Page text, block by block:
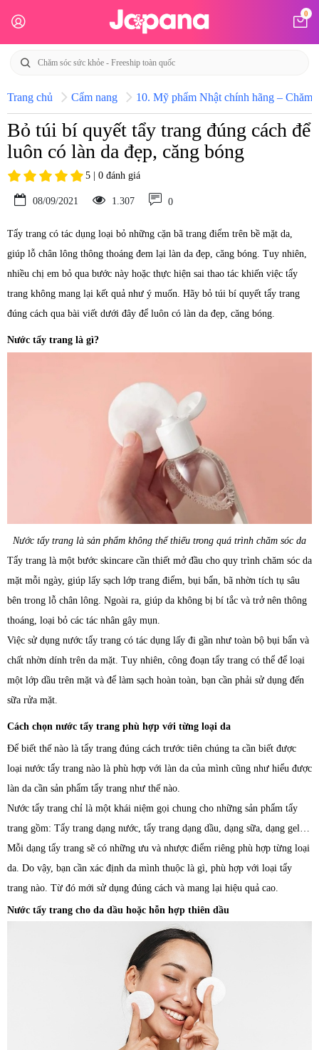
0
Trang chủ Cẩm nang 10. Mỹ phẩm Nhật chính hãng – Chăm
Bỏ túi bí quyết tẩy trang đúng cách để
luôn có làn da đẹp, căng bóng
5 | 0 đánh giá
08/09/2021 1.307 0
Tẩy trang có tác dụng loại bỏ những cặn bã trang điểm trên bề mặt da,
giúp lỗ chân lông thông thoáng đem lại làn da đẹp, căng bóng. Tuy nhiên,
nhiều chị em bỏ qua bước này hoặc thực hiện sai thao tác khiến việc tẩy
trang không mang lại kết quả như ý muốn. Hãy bỏ túi bí quyết tẩy trang
đúng cách qua bài viết dưới đây để luôn có làn da đẹp, căng bóng.
Nước tẩy trang là gì?
Nước tẩy trang là sản phẩm không thể thiếu trong quá trình chăm sóc da
Tẩy trang là một bước skincare cần thiết mở đầu cho quy trình chăm sóc da
mặt mỗi ngày, giúp lấy sạch lớp trang điểm, bụi bẩn, bã nhờn tích tụ sâu
bên trong lỗ chân lông. Ngoài ra, giúp da không bị bí tắc và trở nên thông
thoáng, loại bỏ các tác nhân gây mụn.
Việc sử dụng nước tẩy trang có tác dụng lấy đi gần như toàn bộ bụi bẩn và
chất nhờn dính trên da mặt. Tuy nhiên, công đoạn tẩy trang có thể để loại
một lớp dầu trên mặt và để làm sạch hoàn toàn, bạn cần phải sử dụng đến
sữa rửa mặt.
Cách chọn nước tẩy trang phù hợp với từng loại da
Để biết thế nào là tẩy trang đúng cách trước tiên chúng ta cần biết được
loại nước tẩy trang nào là phù hợp với làn da của mình cũng như hiểu được
làn da cần sản phẩm tẩy trang như thế nào.
Nước tẩy trang chỉ là một khái niệm gọi chung cho những sản phẩm tẩy
trang gồm: Tẩy trang dạng nước, tẩy trang dạng dầu, dạng sữa, dạng gel…
Mỗi dạng tẩy trang sẽ có những ưu và nhược điểm riêng phù hợp từng loại
da. Do vậy, bạn cần xác định da mình thuộc là gì, phù hợp với loại tẩy
trang nào. Từ đó mới sử dụng đúng cách và mang lại hiệu quả cao.
Nước tẩy trang cho da dầu hoặc hỗn hợp thiên dầu